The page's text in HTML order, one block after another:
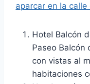
aparcar en la calle
Hotel Balcón
Paseo Balcón
con vistas al
habitaciones